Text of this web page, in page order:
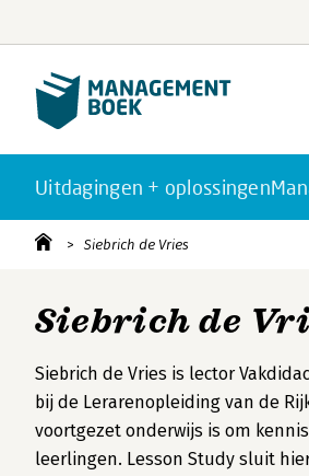
Uitdagingen + oplossingen
Siebrich de Vries
Siebrich de
Siebrich de Vries is lector
bij de Lerarenopleiding van de
voortgezet onderwijs is om
leerlingen. Lesson Study sluit